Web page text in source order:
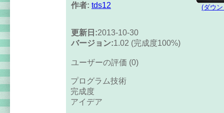
作者: tds12 (ダウ
更新日:2013-10-30
バージョン:1.02 (完成度100%)
ユーザーの評価 (0)
プログラム技術
完成度
アイデア